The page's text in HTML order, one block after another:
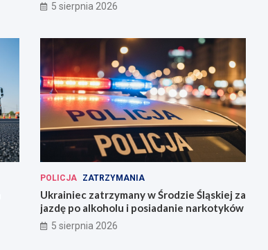
5 sierpnia 2026
POLICJA ZATRZYMANIA
Ukrainiec zatrzymany w Środzie Śląskiej za
jazdę po alkoholu i posiadanie narkotyków
5 sierpnia 2026